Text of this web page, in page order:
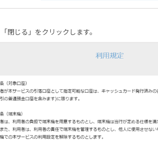
閉じる」をクリックします。